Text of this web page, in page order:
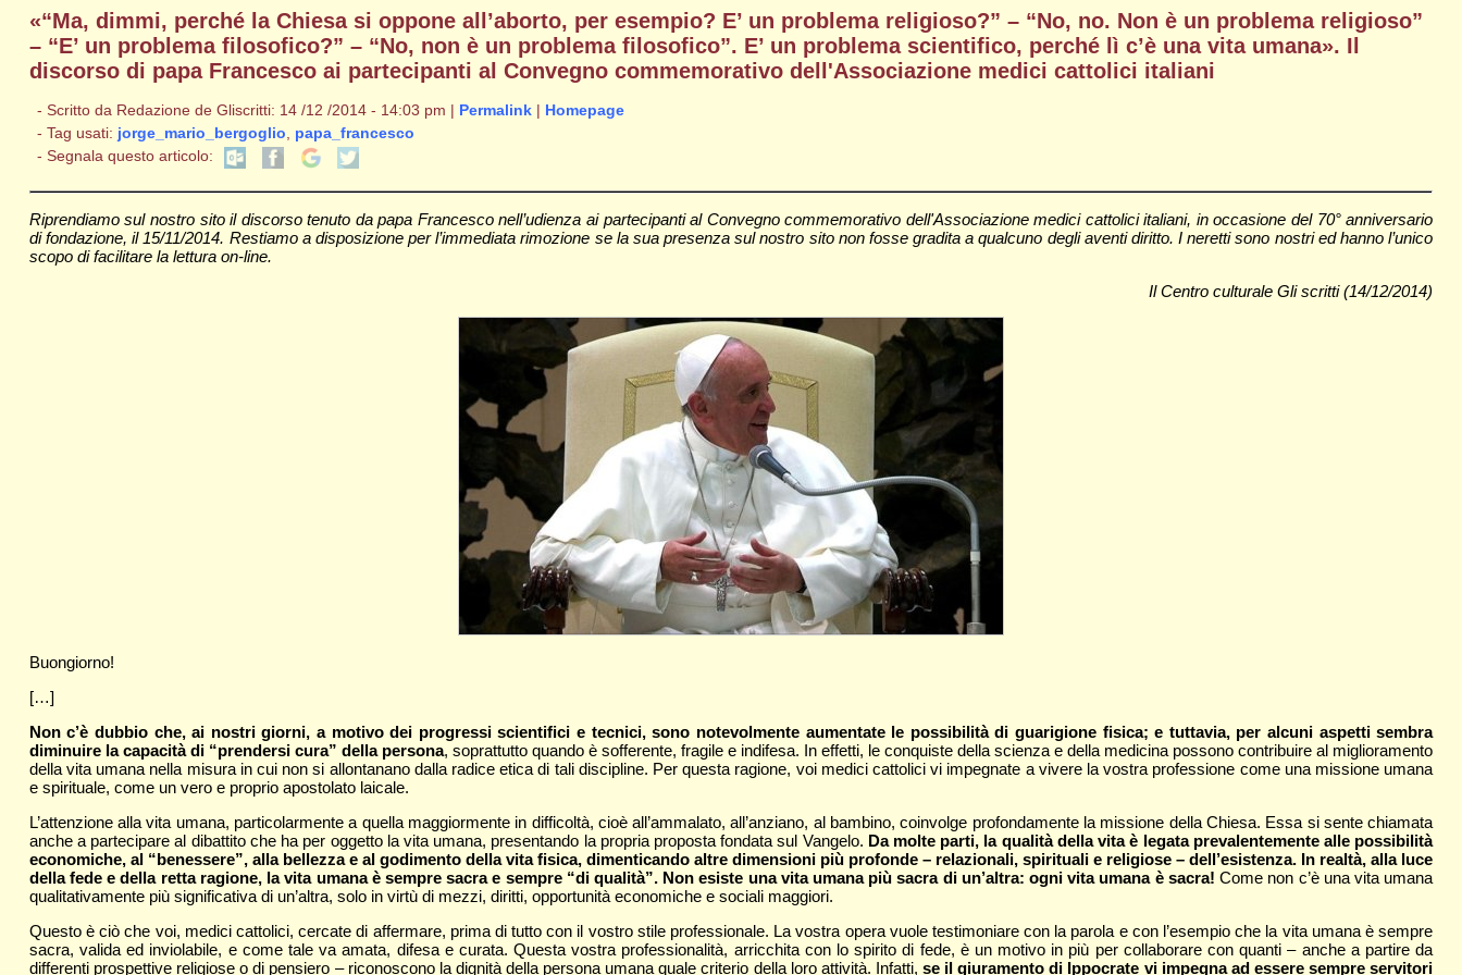
«“Ma, dimmi, perché la Chiesa si oppone all’aborto, per esempio? E’ un problema religioso?” – “No, no. Non è un problema religioso”
– “E’ un problema filosofico?” – “No, non è un problema filosofico”. E’ un problema scientifico, perché lì c’è una vita umana». Il
discorso di papa Francesco ai partecipanti al Convegno commemorativo dell'Associazione medici cattolici italiani
- Scritto da Redazione de Gliscritti: 14 /12 /2014 - 14:03 pm | Permalink| Homepage
- Tag usati: jorge_mario_bergoglio
papa_francesco
- Segnala questo articolo:
Riprendiamo sul nostro sito il discorso tenuto da papa Francesco nell’udienza ai partecipanti al Convegno commemorativo dell'Associazione medici cattolici italiani, in occasione del 70° anniversario
di fondazione, il 15/11/2014. Restiamo a disposizione per l’immediata rimozione se la sua presenza sul nostro sito non fosse gradita a qualcuno degli aventi diritto. I neretti sono nostri ed hanno l’unico
scopo di facilitare la lettura on-line.
Il Centro culturale Gli scritti (14/12/2014)
Buongiorno!
[…]
Non c’è dubbio che, ai nostri giorni, a motivo dei progressi scientifici e tecnici, sono notevolmente aumentate le possibilità di guarigione fisica; e tuttavia, per alcuni aspetti sembra
diminuire la capacità di “prendersi cura” della persona, soprattutto quando è sofferente, fragile e indifesa. In effetti, le conquiste della scienza e della medicina possono contribuire al miglioramento
della vita umana nella misura in cui non si allontanano dalla radice etica di tali discipline. Per questa ragione, voi medici cattolici vi impegnate a vivere la vostra professione come una missione umana
e spirituale, come un vero e proprio apostolato laicale.
L’attenzione alla vita umana, particolarmente a quella maggiormente in difficoltà, cioè all’ammalato, all’anziano, al bambino, coinvolge profondamente la missione della Chiesa. Essa si sente chiamata
anche a partecipare al dibattito che ha per oggetto la vita umana, presentando la propria proposta fondata sul Vangelo. Da molte parti, la qualità della vita è legata prevalentemente alle possibilità
economiche, al “benessere”, alla bellezza e al godimento della vita fisica, dimenticando altre dimensioni più profonde – relazionali, spirituali e religiose – dell’esistenza. In realtà, alla luce
della fede e della retta ragione, la vita umana è sempre sacra e sempre “di qualità”. Non esiste una vita umana più sacra di un’altra: ogni vita umana è sacra! Come non c’è una vita umana
qualitativamente più significativa di un’altra, solo in virtù di mezzi, diritti, opportunità economiche e sociali maggiori.
Questo è ciò che voi, medici cattolici, cercate di affermare, prima di tutto con il vostro stile professionale. La vostra opera vuole testimoniare con la parola e con l’esempio che la vita umana è sempre
sacra, valida ed inviolabile, e come tale va amata, difesa e curata. Questa vostra professionalità, arricchita con lo spirito di fede, è un motivo in più per collaborare con quanti – anche a partire da
differenti prospettive religiose o di pensiero – riconoscono la dignità della persona umana quale criterio della loro attività. Infatti,se il giuramento di Ippocrate vi impegna ad essere sempre servitori